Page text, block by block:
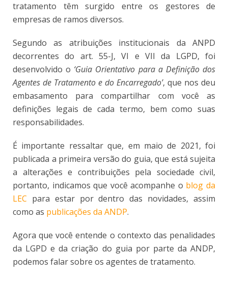
tratamento têm surgido entre os gestores de
empresas de ramos diversos.
Segundo as atribuições institucionais da ANPD
decorrentes do art. 55-J, VI e VII da LGPD, foi
desenvolvido o ‘Guia Orientativo para a Definição dos
Agentes de Tratamento e do Encarregado’, que nos deu
embasamento para compartilhar com você as
definições legais de cada termo, bem como suas
responsabilidades.
É importante ressaltar que, em maio de 2021, foi
publicada a primeira versão do guia, que está sujeita
a alterações e contribuições pela sociedade civil,
portanto, indicamos que você acompanhe o blog da
LEC para estar por dentro das novidades, assim
como as publicações da ANDP.
Agora que você entende o contexto das penalidades
da LGPD e da criação do guia por parte da ANDP,
podemos falar sobre os agentes de tratamento.